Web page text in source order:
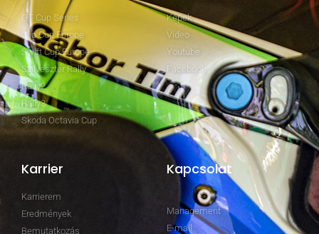
GT Cup Series
Clio Cup Europe
Swift Cup Europe
Szilveszter Rally
Rally2
Rally3
Skoda Octavia Cup
Képek
Video
Youtube
Facebook
Karrier
Karrierem
Eredmények
Bemutatkozás
Kapcsolat
Management
E-mail